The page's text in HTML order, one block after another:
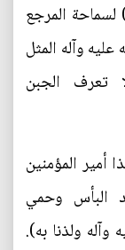
المرجع
وآله المثل
تعرف الجبن
أمير المؤمنين
البأس وحمي
وآله ولذنا به).